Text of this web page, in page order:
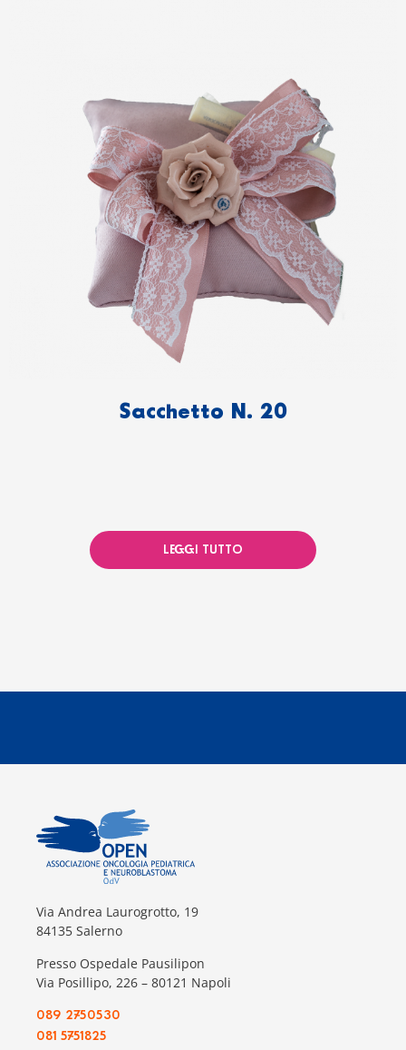
Sacchetto N. 20
LEGGI TUTTO
Via Andrea Laurogrotto, 19
84135 Salerno
Presso Ospedale Pausilipon
Via Posillipo, 226 – 80121 Napoli
089 2750530
081 5751825